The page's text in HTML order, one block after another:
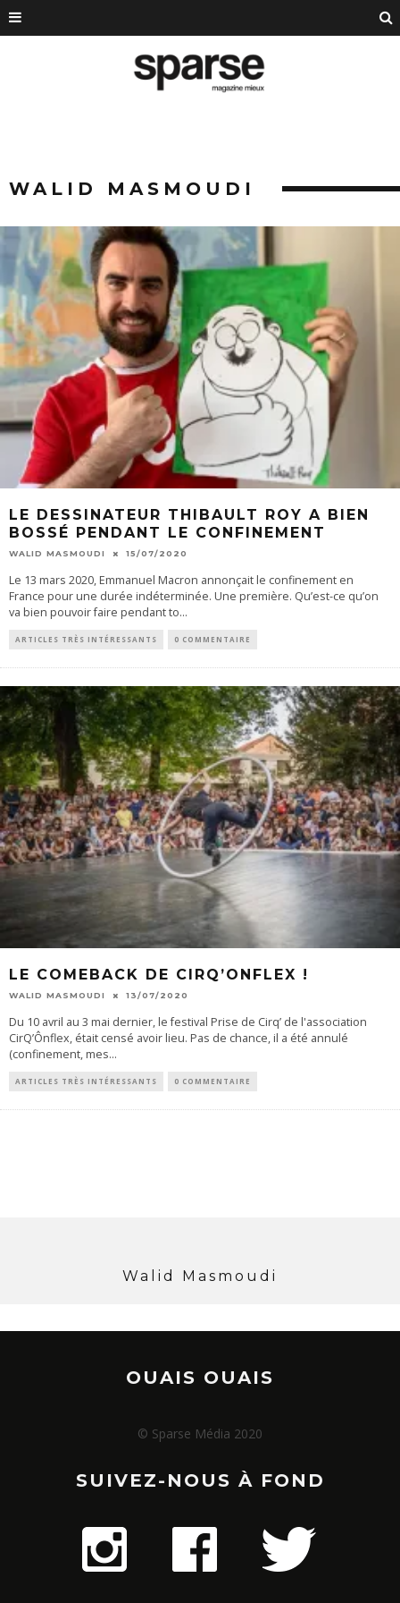
WALID MASMOUDI
LE DESSINATEUR THIBAULT ROY A BIEN
BOSSÉ PENDANT LE CONFINEMENT
WALID MASMOUDI 15/07/2020
Le 13 mars 2020, Emmanuel Macron annonçait le confinement en
France pour une durée indéterminée. Une première. Qu’est-ce qu’on
va bien pouvoir faire pendant to...
ARTICLES TRÈS INTÉRESSANTS 0 COMMENTAIRE
LE COMEBACK DE CIRQ’ONFLEX !
WALID MASMOUDI 13/07/2020
Du 10 avril au 3 mai dernier, le festival Prise de Cirq’ de l'association
CirQ’Ônflex, était censé avoir lieu. Pas de chance, il a été annulé
(confinement, mes...
ARTICLES TRÈS INTÉRESSANTS 0 COMMENTAIRE
Walid Masmoudi
OUAIS OUAIS
© Sparse Média 2020
SUIVEZ-NOUS À FOND